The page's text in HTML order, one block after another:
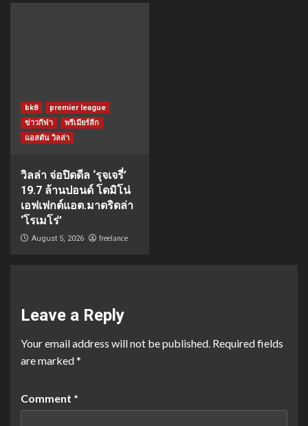
bk8
premier league
ข่าวกีฬา
พรีเมียร์ลีก
แอสตัน วิลล่า
วิลล่า จ่อปิดดีล ‘รุจเจรี่’
19.7 ล้านปอนด์ โดมิโน่
เอฟเฟกต์แอต.มาดริดล่า
‘โรเมโร่’
August 5, 2026 freelance
Leave a Reply
Your email address will not be published. Required fields
are marked*
Comment *